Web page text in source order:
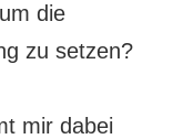
die
zu setzen?
mir dabei